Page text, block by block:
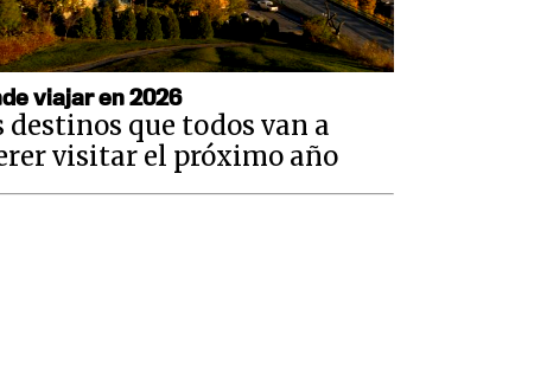
viajar en 2026
destinos que todos van a
visitar el próximo año